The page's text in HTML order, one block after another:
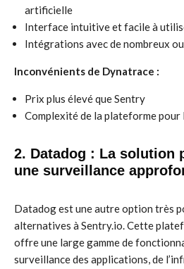
artificielle
Interface intuitive et facile à
Intégrations avec de nombreux
Inconvénients de Dynatrace :
Prix plus élevé que Sentry
Complexité de la plateforme
2. Datadog : La solution
une surveillance
Datadog est une autre option très
alternatives à Sentry.io. Cette
offre une large gamme de
surveillance des applications, de